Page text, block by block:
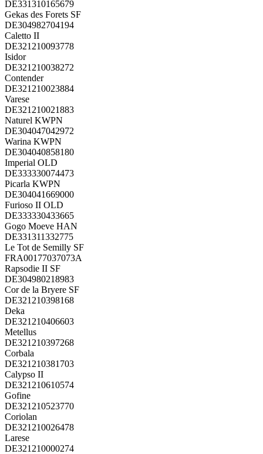
DE331310165679
Gekas des Forets SF
DE304982704194
Caletto II
DE321210093778
Isidor
DE321210038272
Contender
DE321210023884
Varese
DE321210021883
Naturel KWPN
DE304047042972
Warina KWPN
DE304040858180
Imperial OLD
DE333330074473
Picarla KWPN
DE304041669000
Furioso II OLD
DE333330433665
Gogo Moeve HAN
DE331311332775
Le Tot de Semilly SF
FRA00177037073A
Rapsodie II SF
DE304980218983
Cor de la Bryere SF
DE321210398168
Deka
DE321210406603
Metellus
DE321210397268
Corbala
DE321210381703
Calypso II
DE321210610574
Gofine
DE321210523770
Coriolan
DE321210026478
Larese
DE321210000274